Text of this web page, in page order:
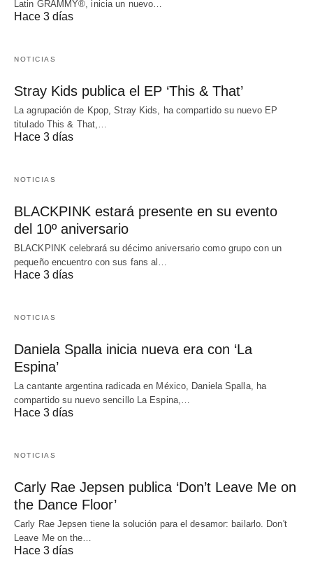
Latin GRAMMY®, inicia un nuevo…
Hace 3 días
NOTICIAS
Stray Kids publica el EP ‘This & That’
La agrupación de Kpop, Stray Kids, ha compartido su nuevo EP
titulado This & That,…
Hace 3 días
NOTICIAS
BLACKPINK estará presente en su evento
del 10º aniversario
BLACKPINK celebrará su décimo aniversario como grupo con un
pequeño encuentro con sus fans al…
Hace 3 días
NOTICIAS
Daniela Spalla inicia nueva era con ‘La
Espina’
La cantante argentina radicada en México, Daniela Spalla, ha
compartido su nuevo sencillo La Espina,…
Hace 3 días
NOTICIAS
Carly Rae Jepsen publica ‘Don’t Leave Me on
the Dance Floor’
Carly Rae Jepsen tiene la solución para el desamor: bailarlo. Don't
Leave Me on the…
Hace 3 días